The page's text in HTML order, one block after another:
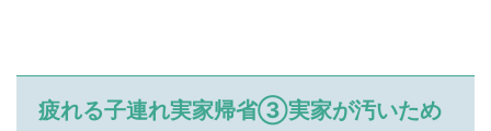
疲れる子連れ実家帰省③実家が汚いため